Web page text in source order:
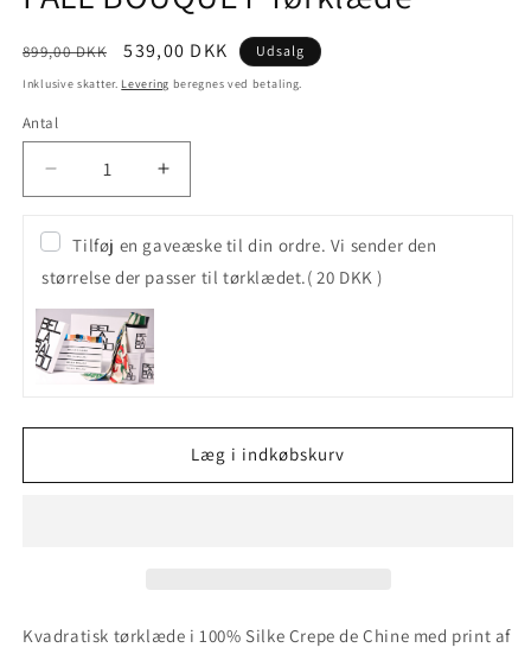
Normalpris
899,00 DKK Udsalgspris
539,00 DKK Udsalg
Inklusive skatter. Levering beregnes ved betaling.
Antal
Antal
Reducer
antallet
for
FALL
BOUQUET
Tørklæde
Øg
antallet
FALL
BOUQUET
Tilføj en gaveæske til din ordre. Vi sender den
størrelse der passer til tørklædet.( 20 DKK )
Læg i indkøbskurv
Kvadratisk tørklæde i 100% Silke Crepe de Chine med print af